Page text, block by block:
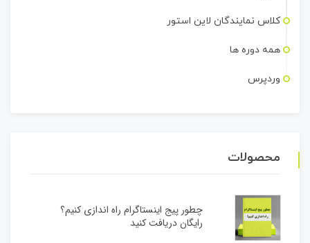
کلاس نمایندگان لاین استور
همه دوره ها
وردپرس
محصولات
چطور پیج اینستاگرام راه اندازی کنیم؟
رایگان دریافت کنید